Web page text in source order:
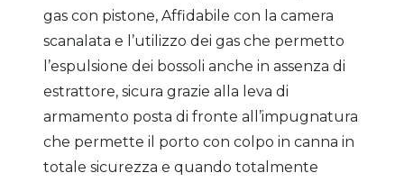
gas con pistone, Affidabile con la camera
scanalata e l’utilizzo dei gas che permetto
l’espulsione dei bossoli anche in assenza di
estrattore, sicura grazie alla leva di
armamento posta di fronte all’impugnatura
che permette il porto con colpo in canna in
totale sicurezza e quando totalmente